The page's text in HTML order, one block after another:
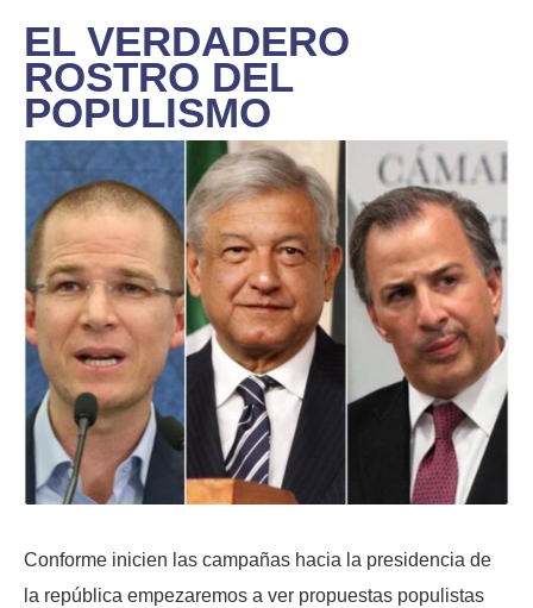
EL VERDADERO
ROSTRO DEL
POPULISMO
Conforme inicien las campañas hacia la presidencia de
la república empezaremos a ver propuestas populistas